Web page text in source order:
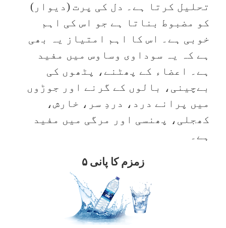
تحلیل کرتا ہے۔ دل کی پرت (دیوار)
کو مضبوط بناتا ہے جو اس کی اہم
خوبی ہے۔ اس کا اہم امتیاز یہ بھی
ہے کہ یہ سوداوی وساوس میں مفید
ہے۔ اعضاء کے پھٹنے، پٹھوں کی
بےچینی، بالوں کے گرنے اور جوڑوں
میں پرانے درد، دردِ سر، خارش،
کھجلی، پھنسی اور مرگی میں مفید
ہے۔
۵ زمزم کا پانی